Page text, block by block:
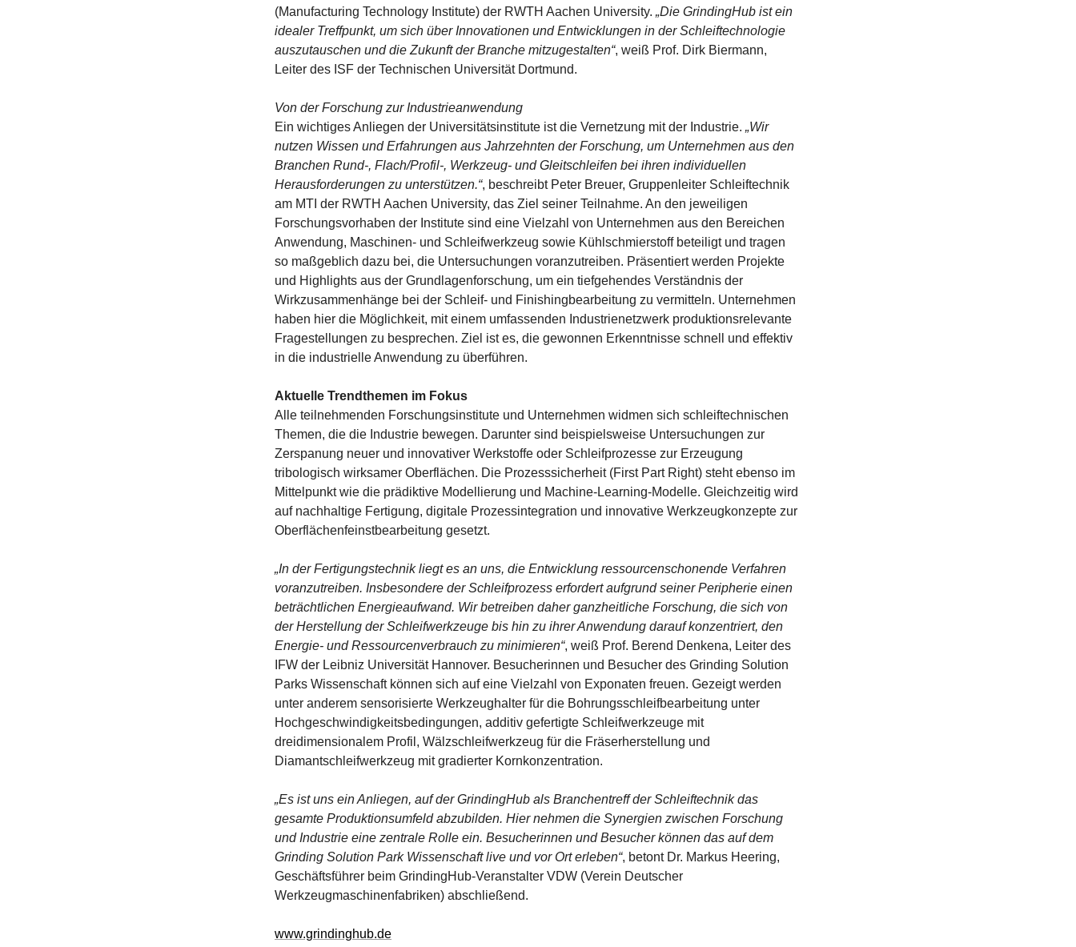
(Manufacturing Technology Institute) der RWTH Aachen University. „Die GrindingHub ist ein
idealer Treffpunkt, um sich über Innovationen und Entwicklungen in der Schleiftechnologie
auszutauschen und die Zukunft der Branche mitzugestalten“, weiß Prof. Dirk Biermann,
Leiter des ISF der Technischen Universität Dortmund.
Von der Forschung zur Industrieanwendung
Ein wichtiges Anliegen der Universitätsinstitute ist die Vernetzung mit der Industrie. „Wir
nutzen Wissen und Erfahrungen aus Jahrzehnten der Forschung, um Unternehmen aus den
Branchen Rund-, Flach/Profil-, Werkzeug- und Gleitschleifen bei ihren individuellen
Herausforderungen zu unterstützen.“, beschreibt Peter Breuer, Gruppenleiter Schleiftechnik
am MTI der RWTH Aachen University, das Ziel seiner Teilnahme. An den jeweiligen
Forschungsvorhaben der Institute sind eine Vielzahl von Unternehmen aus den Bereichen
Anwendung, Maschinen- und Schleifwerkzeug sowie Kühlschmierstoff beteiligt und tragen
so maßgeblich dazu bei, die Untersuchungen voranzutreiben. Präsentiert werden Projekte
und Highlights aus der Grundlagenforschung, um ein tiefgehendes Verständnis der
Wirkzusammenhänge bei der Schleif- und Finishingbearbeitung zu vermitteln. Unternehmen
haben hier die Möglichkeit, mit einem umfassenden Industrienetzwerk produktionsrelevante
Fragestellungen zu besprechen. Ziel ist es, die gewonnen Erkenntnisse schnell und effektiv
in die industrielle Anwendung zu überführen.
Aktuelle Trendthemen im Fokus
Alle teilnehmenden Forschungsinstitute und Unternehmen widmen sich schleiftechnischen
Themen, die die Industrie bewegen. Darunter sind beispielsweise Untersuchungen zur
Zerspanung neuer und innovativer Werkstoffe oder Schleifprozesse zur Erzeugung
tribologisch wirksamer Oberflächen. Die Prozesssicherheit (First Part Right) steht ebenso im
Mittelpunkt wie die prädiktive Modellierung und Machine-Learning-Modelle. Gleichzeitig wird
auf nachhaltige Fertigung, digitale Prozessintegration und innovative Werkzeugkonzepte zur
Oberflächenfeinstbearbeitung gesetzt.
„In der Fertigungstechnik liegt es an uns, die Entwicklung ressourcenschonende Verfahren
voranzutreiben. Insbesondere der Schleifprozess erfordert aufgrund seiner Peripherie einen
beträchtlichen Energieaufwand. Wir betreiben daher ganzheitliche Forschung, die sich von
der Herstellung der Schleifwerkzeuge bis hin zu ihrer Anwendung darauf konzentriert, den
Energie- und Ressourcenverbrauch zu minimieren“, weiß Prof. Berend Denkena, Leiter des
IFW der Leibniz Universität Hannover. Besucherinnen und Besucher des Grinding Solution
Parks Wissenschaft können sich auf eine Vielzahl von Exponaten freuen. Gezeigt werden
unter anderem sensorisierte Werkzeughalter für die Bohrungsschleifbearbeitung unter
Hochgeschwindigkeitsbedingungen, additiv gefertigte Schleifwerkzeuge mit
dreidimensionalem Profil, Wälzschleifwerkzeug für die Fräserherstellung und
Diamantschleifwerkzeug mit gradierter Kornkonzentration.
„Es ist uns ein Anliegen, auf der GrindingHub als Branchentreff der Schleiftechnik das
gesamte Produktionsumfeld abzubilden. Hier nehmen die Synergien zwischen Forschung
und Industrie eine zentrale Rolle ein. Besucherinnen und Besucher können das auf dem
Grinding Solution Park Wissenschaft live und vor Ort erleben“, betont Dr. Markus Heering,
Geschäftsführer beim GrindingHub-Veranstalter VDW (Verein Deutscher
Werkzeugmaschinenfabriken) abschließend.
www.grindinghub.de